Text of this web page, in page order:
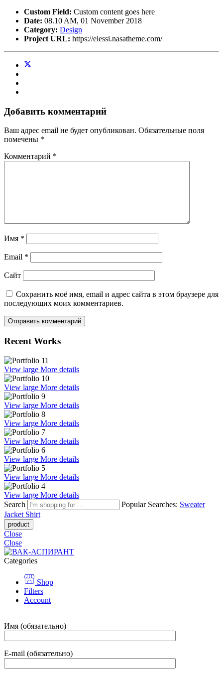
Custom Field: Custom content goes here
Date: 08.10 AM, 01 November 2018
Category: Design
Project URL: https://elessi.nasatheme.com/
Добавить комментарий
Ваш адрес email не будет опубликован. Обязательные поля
помечены *
Комментарий *
Имя *
Email *
Сайт
Сохранить моё имя, email и адрес сайта в этом браузере для
последующих моих комментариев.
Recent Works
View large More details
View large More details
View large More details
View large More details
View large More details
View large More details
View large More details
View large More details
Search
Popular Searches: Sweater
Jacket Shirt
Close
Close
Categories
Shop
Filters
Account
Имя (обязательно)
E-mail (обязательно)